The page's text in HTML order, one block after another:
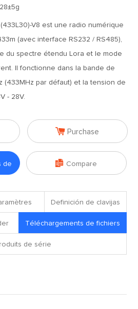
(433L30)-V8 est une radio numérique
(avec interface RS232 / RS485),
du spectre étendu Lora et le mode
Il fonctionne dans la bande de
(433MHz par défaut) et la tension de
- 28V.
 Purchase
de  Compare
Definición de clavijas
Téléchargements de fichiers
de série